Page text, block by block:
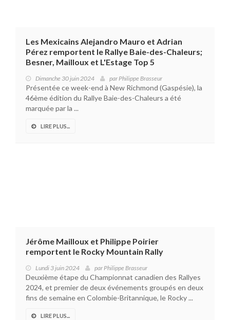
Les Mexicains Alejandro Mauro et Adrian
Pérez remportent le Rallye Baie-des-Chaleurs;
Besner, Mailloux et L'Estage Top 5
Dimanche 30 juin 2024 parPhilippe Brasseur
Présentée ce week-end à New Richmond (Gaspésie), la
46ème édition du Rallye Baie-des-Chaleurs a été
marquée par la ...
LIRE PLUS...
Jérôme Mailloux et Philippe Poirier
remportent le Rocky Mountain Rally
Lundi 3 juin 2024 parPhilippe Brasseur
Deuxième étape du Championnat canadien des Rallyes
2024, et premier de deux événements groupés en deux
fins de semaine en Colombie-Britannique, le Rocky ...
LIRE PLUS...